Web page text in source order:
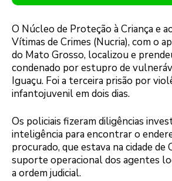
O Núcleo de Proteção à Criança e
Vítimas de Crimes (Nucria), com o
do Mato Grosso, localizou e
condenado por estupro de
Iguaçu. Foi a terceira prisão por
infantojuvenil em dois dias.
Os policiais fizeram diligências
inteligência para encontrar o
procurado, que estava na cidade de
suporte operacional dos agentes
a ordem judicial.